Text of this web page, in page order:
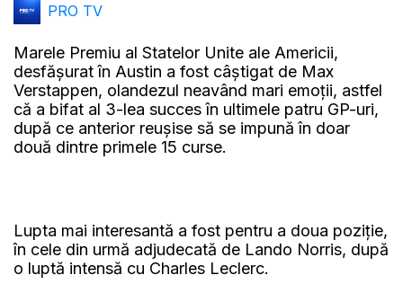
PRO TV
Marele Premiu al Statelor Unite ale Americii,
desfășurat în Austin a fost câștigat de Max
Verstappen, olandezul neavând mari emoții, astfel
că a bifat al 3-lea succes în ultimele patru GP-uri,
după ce anterior reușise să se impună în doar
două dintre primele 15 curse.
Lupta mai interesantă a fost pentru a doua poziție,
în cele din urmă adjudecată de Lando Norris, după
o luptă intensă cu Charles Leclerc.